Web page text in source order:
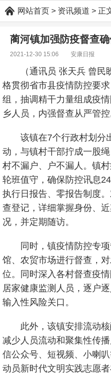
网站首页 > 资讯频道 > 正
蔺河镇加强防疫督查
2021-12-30 15:06 安康日报
（通讯员 张天兵 曾
格贯彻省市县疫情防控要
组，抽调精干力量组成疫
乡人员，内强督查从严管
该镇在7个行政村划分
动，与镇村干部拧成一股
村不漏户、户不漏人。镇
轮班值守，确保防控讯息
执行日报告、零报告制度
查登记，详细掌握身份、
况，并定期随访。
同时，镇疫情防控专
馆、农贸市场进行督查，
位。同时深入各村督查疫
居家健康监测人员，逐户
输入性风险关口。
此外，该镇安排流动
减少人员流动和聚集性传
信公众号、短视频、小喇
动员新时代文明实践志愿